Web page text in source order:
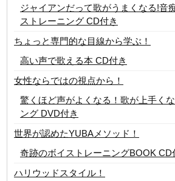
ジャイアンだって歌がうまくなる!音
ストレーニング CD付き
ちょっと専門的な目線から学ぶ！
高い声で歌える本 CD付き
女性ならではの視点から！
驚くほど声がよくなる！歌が上手く
ング DVD付き
世界が認めたYUBAメソッド！
奇跡のボイストレーニングBOOK CD
ハリウッドスタイル！